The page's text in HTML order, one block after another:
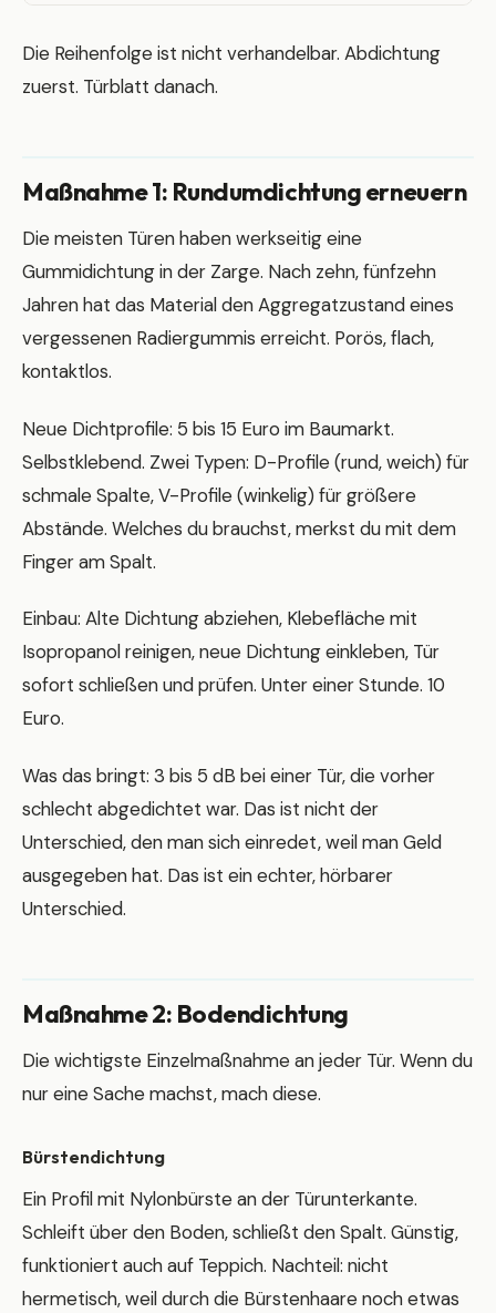
Die Reihenfolge ist nicht verhandelbar. Abdichtung
zuerst. Türblatt danach.
Maßnahme 1: Rundumdichtung erneuern
Die meisten Türen haben werkseitig eine
Gummidichtung in der Zarge. Nach zehn, fünfzehn
Jahren hat das Material den Aggregatzustand eines
vergessenen Radiergummis erreicht. Porös, flach,
kontaktlos.
Neue Dichtprofile: 5 bis 15 Euro im Baumarkt.
Selbstklebend. Zwei Typen: D-Profile (rund, weich) für
schmale Spalte, V-Profile (winkelig) für größere
Abstände. Welches du brauchst, merkst du mit dem
Finger am Spalt.
Einbau: Alte Dichtung abziehen, Klebefläche mit
Isopropanol reinigen, neue Dichtung einkleben, Tür
sofort schließen und prüfen. Unter einer Stunde. 10
Euro.
Was das bringt: 3 bis 5 dB bei einer Tür, die vorher
schlecht abgedichtet war. Das ist nicht der
Unterschied, den man sich einredet, weil man Geld
ausgegeben hat. Das ist ein echter, hörbarer
Unterschied.
Maßnahme 2: Bodendichtung
Die wichtigste Einzelmaßnahme an jeder Tür. Wenn du
nur eine Sache machst, mach diese.
Bürstendichtung
Ein Profil mit Nylonbürste an der Türunterkante.
Schleift über den Boden, schließt den Spalt. Günstig,
funktioniert auch auf Teppich. Nachteil: nicht
hermetisch, weil durch die Bürstenhaare noch etwas